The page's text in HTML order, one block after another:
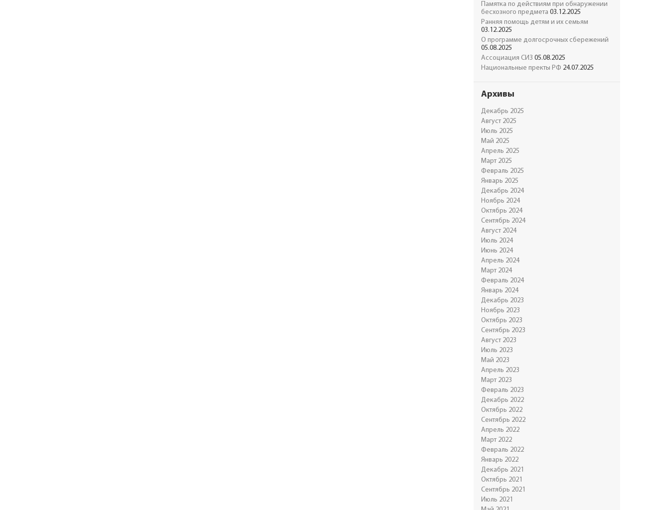
Памятка по действиям при обнаружении
бесхозного предмета 03.12.2025
Ранняя помощь детям и их семьям
03.12.2025
О программе долгосрочных сбережений
05.08.2025
Ассоциация СИЗ 05.08.2025
Национальные пректы РФ 24.07.2025
Архивы
Декабрь 2025
Август 2025
Июль 2025
Май 2025
Апрель 2025
Март 2025
Февраль 2025
Январь 2025
Декабрь 2024
Ноябрь 2024
Октябрь 2024
Сентябрь 2024
Август 2024
Июль 2024
Июнь 2024
Апрель 2024
Март 2024
Февраль 2024
Январь 2024
Декабрь 2023
Ноябрь 2023
Октябрь 2023
Сентябрь 2023
Август 2023
Июль 2023
Май 2023
Апрель 2023
Март 2023
Февраль 2023
Декабрь 2022
Октябрь 2022
Сентябрь 2022
Апрель 2022
Март 2022
Февраль 2022
Январь 2022
Декабрь 2021
Октябрь 2021
Сентябрь 2021
Июль 2021